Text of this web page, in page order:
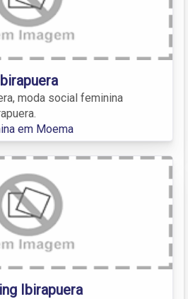
moda social feminina
em Moema
Ibirapuera